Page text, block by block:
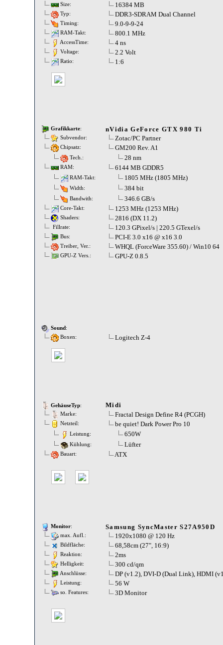
Size: 16384 MB
Typ: DDR3-SDRAM Dual Channel
Timing: 9.0-9-9-24
RAM-Takt: 800.1 MHz
AccessTime: 4 ns
Voltage: 2.2 Volt
Ratio: 1:6
Grafikkarte: nVidia GeForce GTX 980 Ti
Subvendor: Zotac/PC Partner
Chipsatz: GM200 Rev. A1
Tech.: 28 nm
RAM: 6144 MB GDDR5
RAM-Takt: 1805 MHz (1805 MHz)
Width: 384 bit
Bandwith: 346.6 GB/s
Core-Takt: 1253 MHz (1253 MHz)
Shaders: 2816 (DX 11.2)
Fillrate: 120.3 GPixel/s | 220.5 GTexel/s
Bus: PCI-E 3.0 x16 @ x16 3.0
Treiber, Ver.: WHQL (ForceWare 355.60) / Win10 64
GPU-Z Vers.: GPU-Z 0.8.5
Sound:
Boxen:
Logitech Z-4
GehäuseTyp: Midi
Marke: Fractal Design Define R4 (PCGH)
Netzteil: be quiet! Dark Power Pro 10
Leistung: 650W
Kühlung: Lüfter
Bauart: ATX
Monitor: Samsung SyncMaster S27A950D
max. Aufl.: 1920x1080 @ 120 Hz
Bildfläche: 68,58cm (27", 16:9)
Reaktion: 2ms
Helligkeit: 300 cd/qm
Anschlüsse: DP (v1.2), DVI-D (Dual Link), HDMI
Leistung: 56 W
so. Features: 3D Monitor